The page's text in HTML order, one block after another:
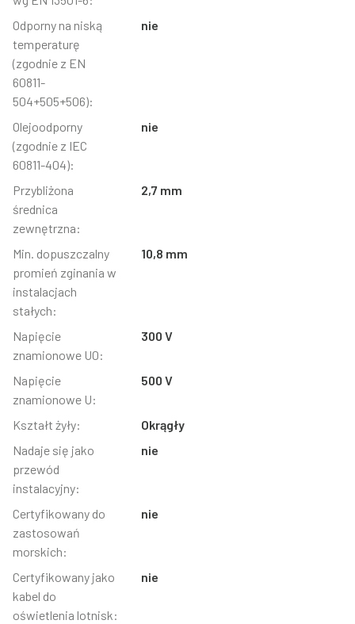
Odporny na niską
temperaturę
(zgodnie z EN
60811-
504+505+506):
nie
Olejoodporny
(zgodnie z IEC
60811-404):
nie
Przybliżona
średnica
zewnętrzna:
2,7 mm
Min. dopuszczalny
promień zginania w
instalacjach
stałych:
10,8 mm
Napięcie
znamionowe U0:
300 V
Napięcie
znamionowe U:
500 V
Kształt żyły:
Okrągły
Nadaje się jako
przewód
instalacyjny:
nie
Certyfikowany do
zastosowań
morskich:
nie
Certyfikowany jako
kabel do
oświetlenia lotnisk:
nie